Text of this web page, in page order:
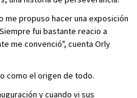
me propuso hacer una exposición
fui bastante reacio a
me convenció", cuenta Orly
como el origen de todo.
y cuando vi sus